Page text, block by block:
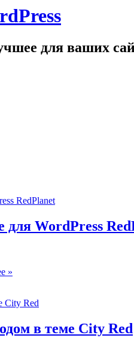
для ваших
для WordPress
»
в теме Сity Red